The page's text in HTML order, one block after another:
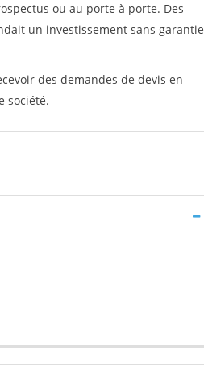
ou au porte à porte. Des
un investissement sans garantie
des demandes de devis en
société.